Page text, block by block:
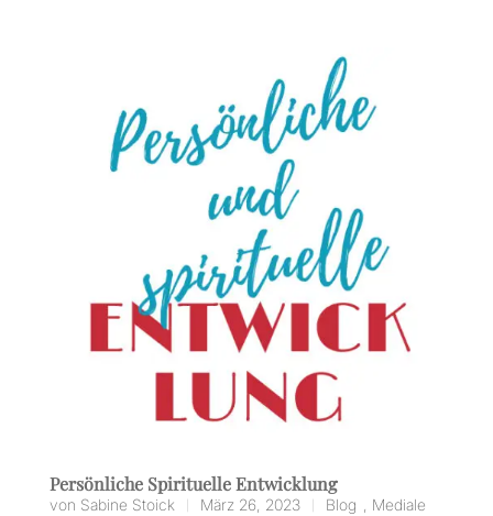
Persönliche Spirituelle Entwicklung
von Sabine Stoick März 26, 2023 Blog
Mediale